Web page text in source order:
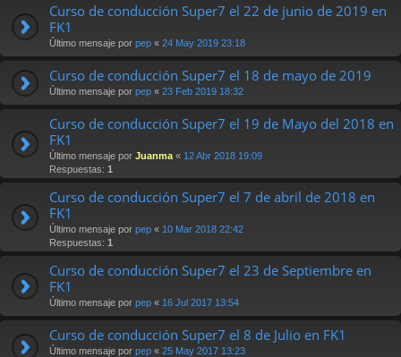
Curso de conducción Super7 el 22 de junio de 2019 en
FK1
Último mensaje por pep « 24 May 2019 23:18
Curso de conducción Super7 el 18 de mayo de 2019
Último mensaje por pep « 23 Feb 2019 18:32
Curso de conducción Super7 el 19 de Mayo del 2018 en
FK1
Último mensaje por Juanma « 12 Abr 2018 19:09
Respuestas: 1
Curso de conducción Super7 el 7 de abril de 2018 en
FK1
Último mensaje por pep « 10 Mar 2018 22:42
Respuestas: 1
Curso de conducción Super7 el 23 de Septiembre en
FK1
Último mensaje por pep « 16 Jul 2017 13:54
Curso de conducción Super7 el 8 de Julio en FK1
Último mensaje por pep « 25 May 2017 13:23